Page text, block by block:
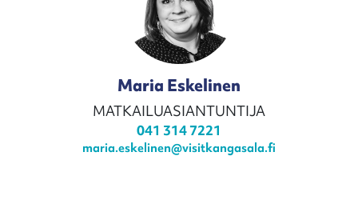
Maria Eskelinen
MATKAILUASIANTUNTIJA
041 314 7221
maria.eskelinen@visitkangasala.fi